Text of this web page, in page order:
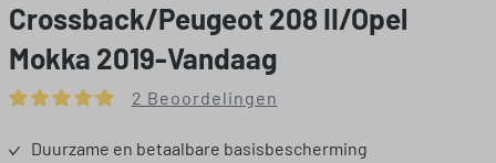
Crossback/Peugeot 208 II/Opel
Mokka 2019-Vandaag
Duurzame en betaalbare basisbescherming
2 Beoordelingen